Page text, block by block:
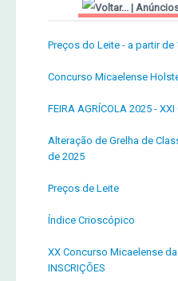
|
Preços do Leite - a partir de
Concurso Micaelense
FEIRA AGRÍCOLA 2025 -
Alteração de Grelha de
de 2025
Preços de Leite
Índice Crioscópico
XX Concurso Micaelense
INSCRIÇÕES